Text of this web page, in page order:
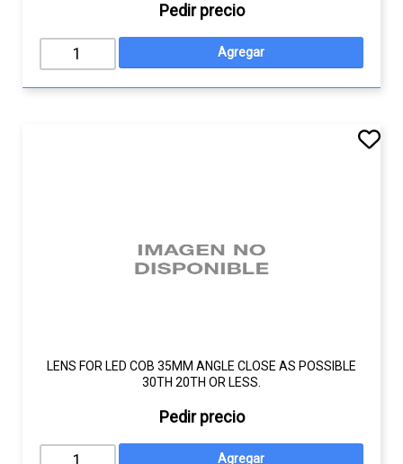
Pedir precio
LENS FOR LED COB 35MM ANGLE CLOSE AS POSSIBLE
30TH 20TH OR LESS.
Pedir precio